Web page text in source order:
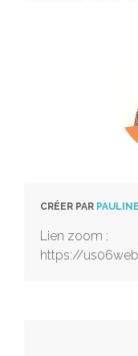
CRÉER PAR PAULINE
Lien zoom :
https://